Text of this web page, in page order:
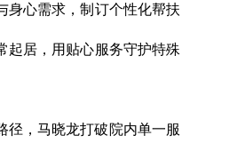
身心需求，制订个性化帮扶
起居，用贴心服务守护特殊
径，马晓龙打破院内单一服